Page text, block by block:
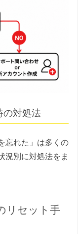
の対処法
忘れた」は多くの
況別に対処法をま
リセット手